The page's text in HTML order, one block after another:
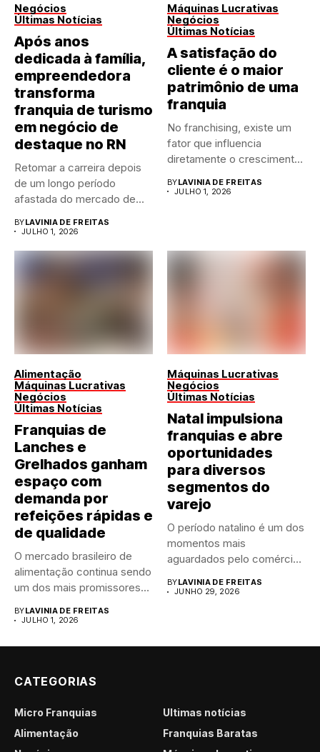
Negócios
Últimas Notícias
Após anos
dedicada à família,
empreendedora
transforma
franquia de turismo
em negócio de
destaque no RN
Retomar a carreira depois
de um longo período
afastada do mercado de...
BYLAVINIA DE FREITAS
JULHO 1, 2026
Máquinas Lucrativas
Negócios
Últimas Notícias
A satisfação do
cliente é o maior
patrimônio de uma
franquia
No franchising, existe um
fator que influencia
diretamente o crescimento
BYLAVINIA DE FREITAS
JULHO 1, 2026
Alimentação
Máquinas Lucrativas
Negócios
Últimas Notícias
Franquias de
Lanches e
Grelhados ganham
espaço com
demanda por
refeições rápidas e
de qualidade
O mercado brasileiro de
alimentação continua sendo
um dos mais promissores
BYLAVINIA DE FREITAS
JULHO 1, 2026
Máquinas Lucrativas
Negócios
Últimas Notícias
Natal impulsiona
franquias e abre
oportunidades
para diversos
segmentos do
varejo
O período natalino é um dos
momentos mais
aguardados pelo comércio
BYLAVINIA DE FREITAS
JUNHO 29, 2026
CATEGORIAS
Micro Franquias
Últimas notícias
Alimentação
Franquias Baratas